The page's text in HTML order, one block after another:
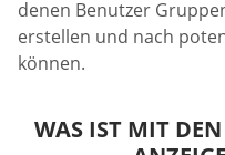
denen Benutzer
erstellen und nach
können.
WAS IST MIT